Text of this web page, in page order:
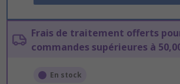
Frais de traitement offerts
commandes supérieures à
En stock